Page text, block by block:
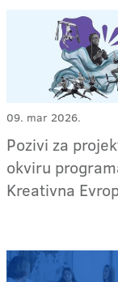
09. mar 2026.
Pozivi za
okviru
Kreativna